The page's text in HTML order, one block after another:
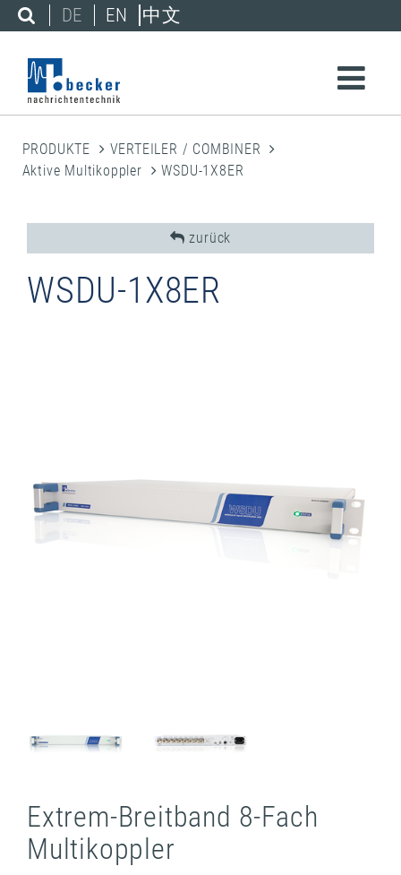
DE EN 中文
PRODUKTE
VERTEILER / COMBINER
Aktive Multikoppler
WSDU-1X8ER
zurück
WSDU-1X8ER
Extrem-Breitband 8-Fach
Multikoppler